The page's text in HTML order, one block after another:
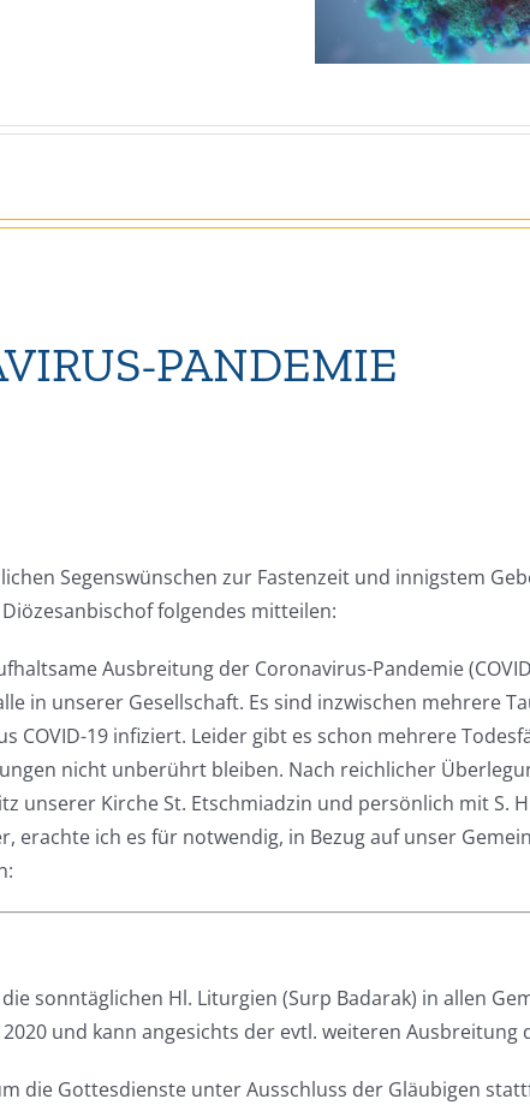
PANDEMIE
Segenswünschen zur Fastenzeit und innigstem
folgendes mitteilen:
Ausbreitung der Coronavirus-Pandemie
in unserer Gesellschaft. Es sind inzwischen mehrere
COVID-19 infiziert. Leider gibt es schon mehrere
nicht unberührt bleiben. Nach reichlicher
unserer Kirche St. Etschmiadzin und persönlich mit S.
erachte ich es für notwendig, in Bezug auf unser
sonntäglichen Hl. Liturgien (Surp Badarak) in allen
und kann angesichts der evtl. weiteren Ausbreitung
die Gottesdienste unter Ausschluss der Gläubigen